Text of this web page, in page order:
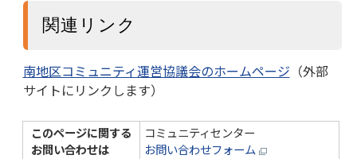
関連リンク
南地区コミュニティ運営協議会のホームページ （外部
サイトにリンクします）
このページに関する
お問い合わせは
コミュニティセンター
お問い合わせフォーム